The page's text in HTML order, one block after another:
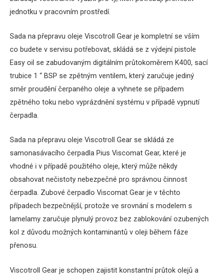
jednotku v pracovním prostředí.
Sada na přepravu oleje Viscotroll Gear je kompletní se vším
co budete v servisu potřebovat, skládá se z výdejní pistole
Easy oil se zabudovaným digitálním průtokoměrem K400, sací
trubice 1 “ BSP se zpětným ventilem, který zaručuje jediný
směr proudění čerpaného oleje a vyhnete se případem
zpětného toku nebo vyprázdnění systému v případě vypnutí
čerpadla.
Sada na přepravu oleje Viscotroll Gear se skládá ze
samonasávacího čerpadla Pius Viscomat Gear, které je
vhodné i v případě použitého oleje, který může někdy
obsahovat nečistoty nebezpečné pro správnou činnost
čerpadla. Zubové čerpadlo Viscomat Gear je v těchto
případech bezpečnější, protože ve srovnání s modelem s
lamelamy zaručuje plynulý provoz bez zablokování ozubených
kol z důvodu možných kontaminantů v oleji během fáze
přenosu.
Viscotroll Gear je schopen zajistit konstantní průtok olejů a